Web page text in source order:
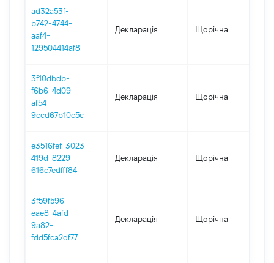
ad32a53f-
b742-4744-
aaf4-
129504414af8
Декларація Щорічна
3f10dbdb-
f6b6-4d09-
af54-
9ccd67b10c5c
Декларація Щорічна
e3516fef-3023-
419d-8229-
616c7edfff84
Декларація Щорічна
3f59f596-
eae8-4afd-
9a82-
fdd5fca2df77
Декларація Щорічна